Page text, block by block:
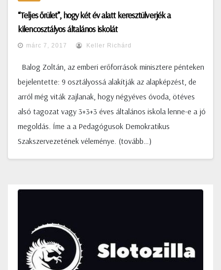
“Teljes őrület”, hogy két év alatt keresztülverjék a
kilencosztályos általános iskolát
márc 7, 2017 Keller Richárd
Balog Zoltán, az emberi erőforrások minisztere pénteken
bejelentette: 9 osztályossá alakítják az alapképzést, de
arról még viták zajlanak, hogy négyéves óvoda, ötéves
alsó tagozat vagy 3+3+3 éves általános iskola lenne-e a jó
megoldás. Íme a a Pedagógusok Demokratikus
Szakszervezetének véleménye. (tovább…)